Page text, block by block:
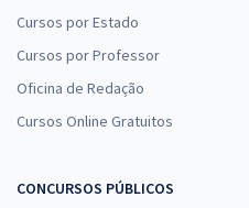
Cursos por Estado
Cursos por Professor
Oficina de Redação
Cursos Online Gratuitos
CONCURSOS PÚBLICOS